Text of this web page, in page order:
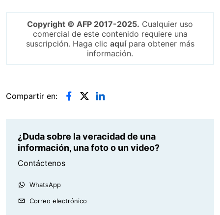
Copyright © AFP 2017-2025. Cualquier uso
comercial de este contenido requiere una
suscripción. Haga clic aquípara obtener más
información.
Compartir en:
¿Duda sobre la veracidad de una
información, una foto o un video?
Contáctenos
WhatsApp
Correo electrónico